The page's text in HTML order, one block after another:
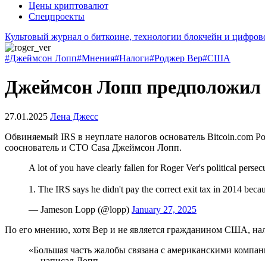
Цены криптовалют
Спецпроекты
Культовый журнал о биткоине, технологии блокчейн и
#Джеймсон Лопп#Мнения#Налоги#Роджер Вер#США
Джеймсон Лопп предположил
27.01.2025 Лена Джесс
Обвиняемый IRS в неуплате налогов основатель Bitcoin.com
сооснователь и CTO Casa Джеймсон Лопп.
A lot of you have clearly fallen for Roger Ver's political
1. The IRS says he didn't pay the correct exit tax in 2014
— Jameson Lopp (@lopp) January 27, 2025
По его мнению, хотя Вер и не является гражданином США,
«Большая часть жалобы связана с американскими